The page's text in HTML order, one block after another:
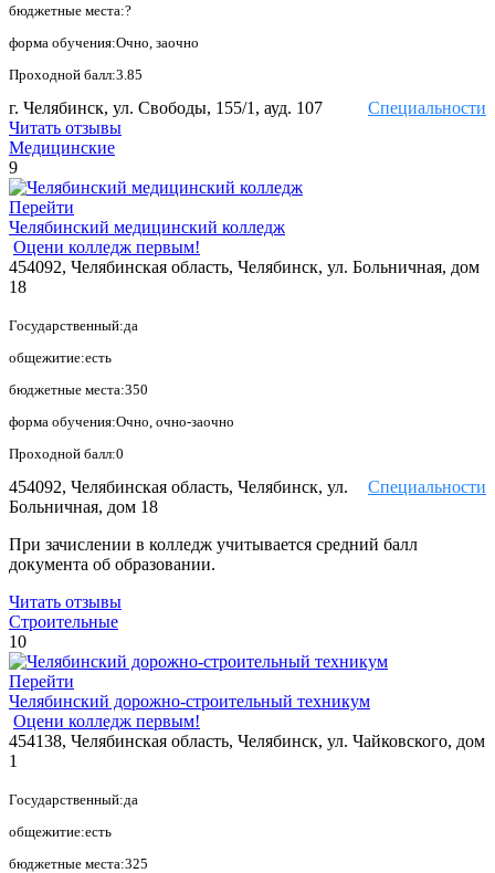
бюджетные места:?
форма обучения:Очно, заочно
Проходной балл:3.85
Специальности
г. Челябинск, ул. Свободы, 155/1, ауд. 107
Читать отзывы
Медицинские
9
Перейти
Челябинский медицинский колледж
Оцени колледж первым!
454092, Челябинская область, Челябинск, ул. Больничная, дом
18
Государственный:да
общежитие:есть
бюджетные места:350
форма обучения:Очно, очно-заочно
Проходной балл:0
Специальности
454092, Челябинская область, Челябинск, ул.
Больничная, дом 18
При зачислении в колледж учитывается средний балл
документа об образовании.
Читать отзывы
Строительные
10
Перейти
Челябинский дорожно-строительный техникум
Оцени колледж первым!
454138, Челябинская область, Челябинск, ул. Чайковского, дом
1
Государственный:да
общежитие:есть
бюджетные места:325